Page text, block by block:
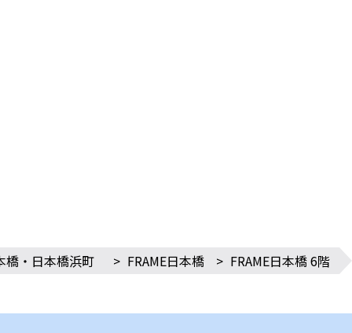
橋・日本橋浜町 > FRAME日本橋 > FRAME日本橋 6階